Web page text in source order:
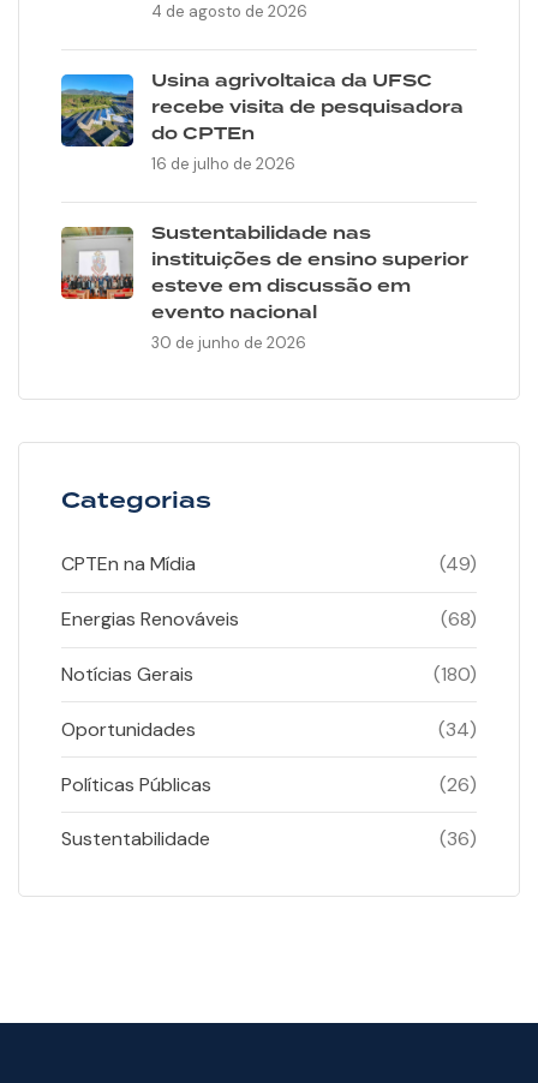
4 de agosto de 2026
Usina agrivoltaica da UFSC
recebe visita de pesquisadora
do CPTEn
16 de julho de 2026
Sustentabilidade nas
instituições de ensino superior
esteve em discussão em
evento nacional
30 de junho de 2026
Categorias
CPTEn na Mídia (49)
Energias Renováveis (68)
Notícias Gerais (180)
Oportunidades (34)
Políticas Públicas (26)
Sustentabilidade (36)